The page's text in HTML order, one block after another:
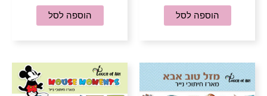
הוספה לסל הוספה לסל